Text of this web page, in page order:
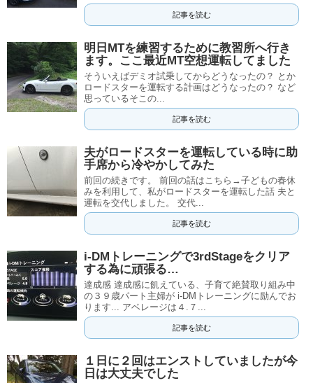
記事を読む
明日MTを練習するために教習所へ行き
ます。ここ最近MT空想運転してました
そういえばデミオ試乗してからどうなったの？ とか
ロードスターを運転する計画はどうなったの？ など
思っているそこの...
記事を読む
夫がロードスターを運転している時に助
手席から冷やかしてみた
前回の続きです。 前回の話はこちら→子どもの春休
みを利用して、私がロードスターを運転した話 夫と
運転を交代しました。 交代...
記事を読む
i-DMトレーニングで3rdStageをクリア
する為に頑張る…
達成感 達成感に飢えている、子育て絶賛取り組み中
の３９歳パート主婦が i-DMトレーニングに励んでお
ります... アベレージは４.７...
記事を読む
１日に２回はエンストしていましたが今
日は大丈夫でした